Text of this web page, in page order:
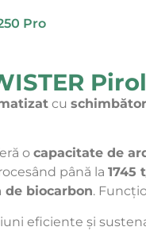
Pro
cu
o capacitate de
până la 1745
de biocarbon.
eficiente și